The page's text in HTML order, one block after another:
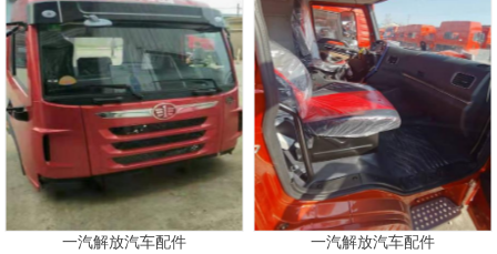
一汽解放汽车配件 一汽解放汽车配件